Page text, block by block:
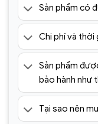
Sản phẩm có
Chi phí và thời
Sản phẩm
bảo hành như
Tại sao nên